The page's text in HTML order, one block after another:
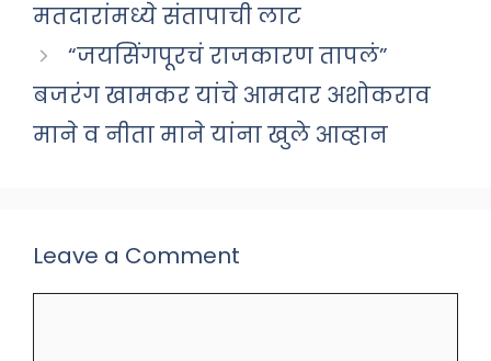
मतदारांमध्ये संतापाची लाट
“जयसिंगपूरचं राजकारण तापलं”
बजरंग खामकर यांचे आमदार अशोकराव
माने व नीता माने यांना खुले आव्हान
Leave a Comment